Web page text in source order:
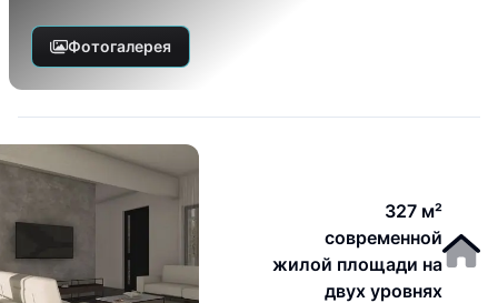
Фотогалерея
327 м²
современной
жилой площади на
двух уровнях